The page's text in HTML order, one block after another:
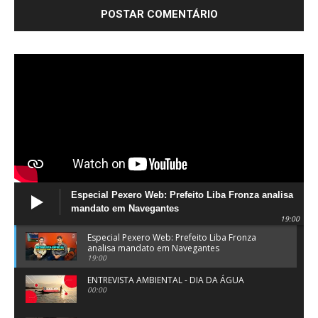
Especial Pexero Web: Prefeito Liba Fronza analisa
mandato em Navegantes
19:00
Especial Pexero Web: Prefeito Liba Fronza
analisa mandato em Navegantes
19:00
ENTREVISTA AMBIENTAL - DIA DA ÁGUA
00:00